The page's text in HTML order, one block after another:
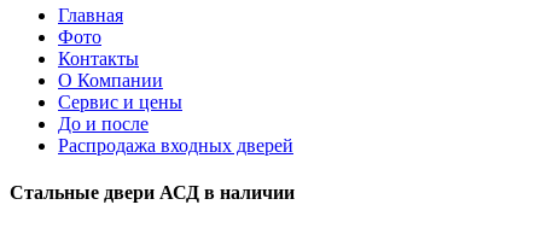
Главная
Фото
Контакты
О Компании
Сервис и цены
До и после
Распродажа входных дверей
Стальные двери АСД в наличии